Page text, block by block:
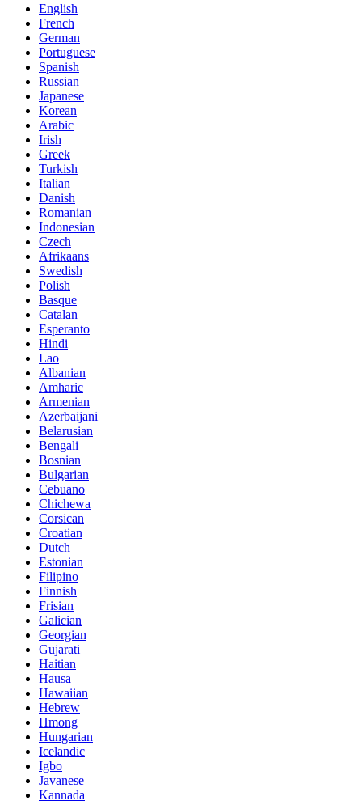
English
French
German
Portuguese
Spanish
Russian
Japanese
Korean
Arabic
Irish
Greek
Turkish
Italian
Danish
Romanian
Indonesian
Czech
Afrikaans
Swedish
Polish
Basque
Catalan
Esperanto
Hindi
Lao
Albanian
Amharic
Armenian
Azerbaijani
Belarusian
Bengali
Bosnian
Bulgarian
Cebuano
Chichewa
Corsican
Croatian
Dutch
Estonian
Filipino
Finnish
Frisian
Galician
Georgian
Gujarati
Haitian
Hausa
Hawaiian
Hebrew
Hmong
Hungarian
Icelandic
Igbo
Javanese
Kannada